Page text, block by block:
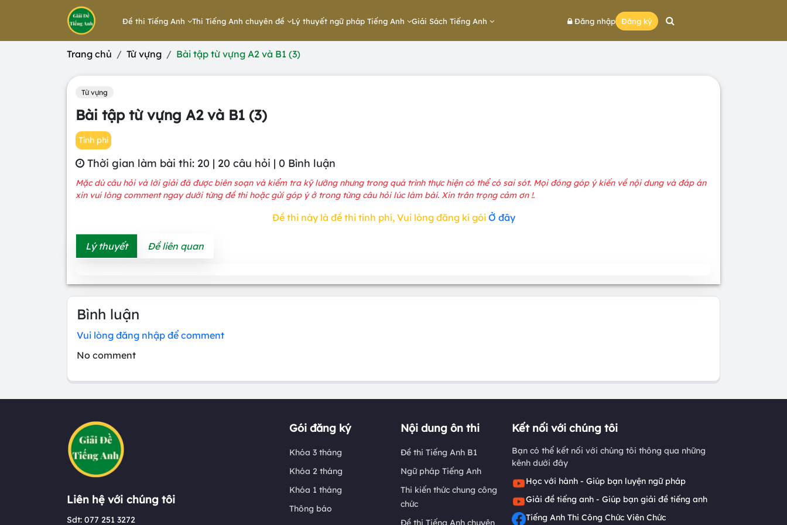
Đề thi Tiếng Anh Thi Tiếng Anh chuyên đề Lý thuyết ngữ pháp Tiếng Anh Giải Sách Tiếng Anh Đăng nhập Đăng ký
Trang chủ Từ vựng Bài tập từ vựng A2 và B1 (3)
Từ vựng
Bài tập từ vựng A2 và B1 (3)
Tính phí
Thời gian làm bài thi: 20 | 20 câu hỏi | 0 Bình luận
Mặc dù câu hỏi và lời giải đã được biên soạn và kiểm tra kỹ lưỡng nhưng trong quá trình thực hiện có thể có sai sót. Mọi đóng góp ý kiến về nội dung và đáp án
xin vui lòng comment ngay dưới từng đề thi hoặc gửi góp ý ở trong từng câu hỏi lúc làm bài. Xin trân trọng cảm ơn !.
Đề thi này là đề thi tính phí, Vui lòng đăng kí gói Ở đây
Lý thuyết Đề liên quan
Bình luận
Vui lòng đăng nhập để comment
No comment
Liên hệ với chúng tôi
Sdt: 077 251 3272
Gói đăng ký
Khóa 3 tháng
Khóa 2 tháng
Khóa 1 tháng
Thông báo
Nội dung ôn thi
Đề thi Tiếng Anh B1
Ngữ pháp Tiếng Anh
Thi kiến thức chung công
chức
Đề thi Tiếng Anh chuyên
Kết nối với chúng tôi
Bạn có thể kết nối với chúng tôi thông qua những
kênh dưới đây
Học với hành - Giúp bạn luyện ngữ pháp
Giải đề tiếng anh - Giúp bạn giải đề tiếng anh
Tiếng Anh Thi Công Chức Viên Chức